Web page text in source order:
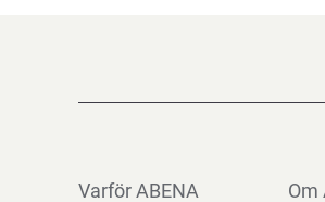
Varför ABENA Om